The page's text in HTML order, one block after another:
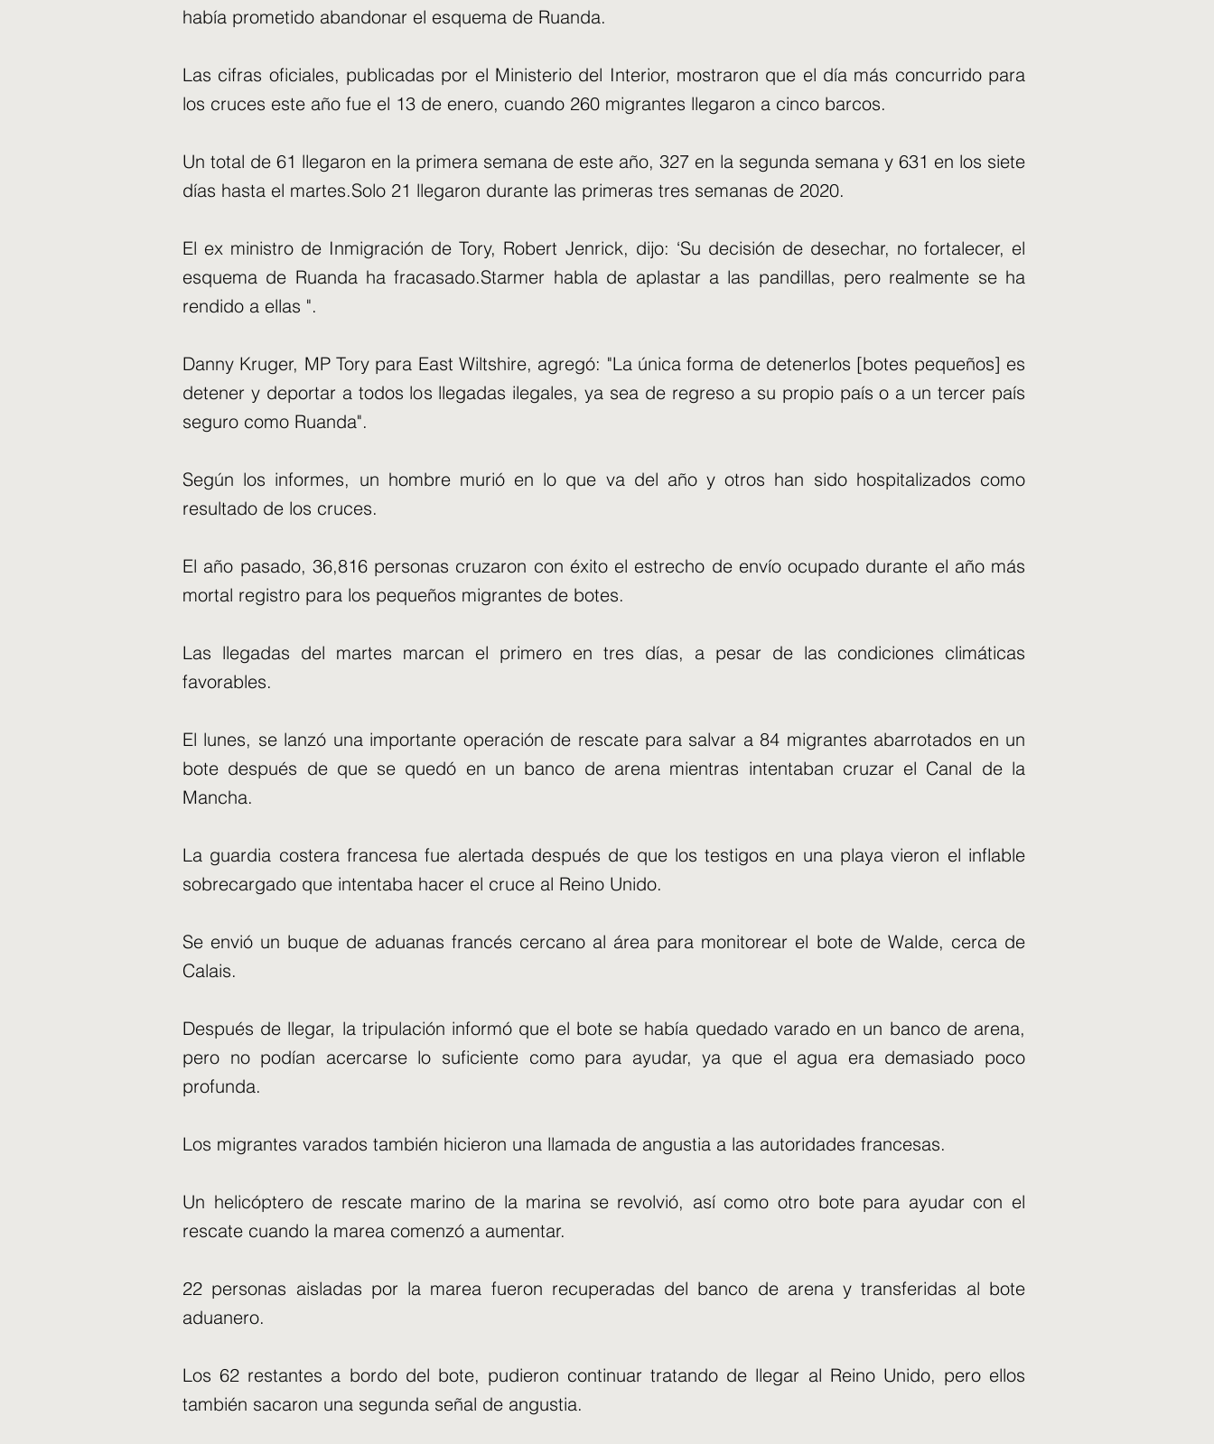
había prometido abandonar el esquema de Ruanda.
Las cifras oficiales, publicadas por el Ministerio del Interior, mostraron que el día más concurrido para
los cruces este año fue el 13 de enero, cuando 260 migrantes llegaron a cinco barcos.
Un total de 61 llegaron en la primera semana de este año, 327 en la segunda semana y 631 en los siete
días hasta el martes.Solo 21 llegaron durante las primeras tres semanas de 2020.
El ex ministro de Inmigración de Tory, Robert Jenrick, dijo: ‘Su decisión de desechar, no fortalecer, el
esquema de Ruanda ha fracasado.Starmer habla de aplastar a las pandillas, pero realmente se ha
rendido a ellas ".
Danny Kruger, MP Tory para East Wiltshire, agregó: "La única forma de detenerlos [botes pequeños] es
detener y deportar a todos los llegadas ilegales, ya sea de regreso a su propio país o a un tercer país
seguro como Ruanda".
Según los informes, un hombre murió en lo que va del año y otros han sido hospitalizados como
resultado de los cruces.
El año pasado, 36,816 personas cruzaron con éxito el estrecho de envío ocupado durante el año más
mortal registro para los pequeños migrantes de botes.
Las llegadas del martes marcan el primero en tres días, a pesar de las condiciones climáticas
favorables.
El lunes, se lanzó una importante operación de rescate para salvar a 84 migrantes abarrotados en un
bote después de que se quedó en un banco de arena mientras intentaban cruzar el Canal de la
Mancha.
La guardia costera francesa fue alertada después de que los testigos en una playa vieron el inflable
sobrecargado que intentaba hacer el cruce al Reino Unido.
Se envió un buque de aduanas francés cercano al área para monitorear el bote de Walde, cerca de
Calais.
Después de llegar, la tripulación informó que el bote se había quedado varado en un banco de arena,
pero no podían acercarse lo suficiente como para ayudar, ya que el agua era demasiado poco
profunda.
Los migrantes varados también hicieron una llamada de angustia a las autoridades francesas.
Un helicóptero de rescate marino de la marina se revolvió, así como otro bote para ayudar con el
rescate cuando la marea comenzó a aumentar.
22 personas aisladas por la marea fueron recuperadas del banco de arena y transferidas al bote
aduanero.
Los 62 restantes a bordo del bote, pudieron continuar tratando de llegar al Reino Unido, pero ellos
también sacaron una segunda señal de angustia.